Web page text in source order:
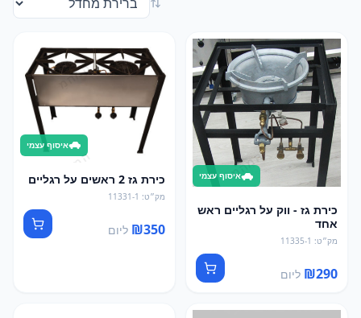
איסוף עצמי
כירת גז - ווק על רגליים ראש
אחד
מק״ט:
11335-1
₪290 ליום
איסוף עצמי
כירת גז 2 ראשים על רגליים
מק״ט:
11331-1
₪350 ליום